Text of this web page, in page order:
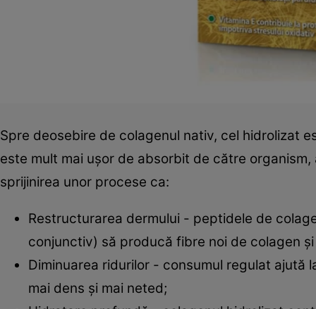
Spre deosebire de colagenul nativ, cel hidrolizat
este mult mai ușor de absorbit de către
sprijinirea unor procese ca:
Restructurarea dermului - peptidele de
conjunctiv) să producă fibre noi de colagen
Diminuarea ridurilor - consumul regulat ajută
mai dens și mai neted;